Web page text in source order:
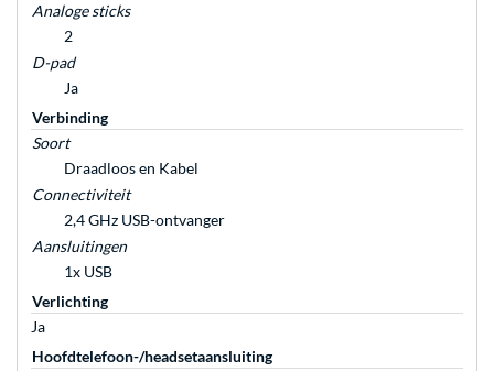
Analoge sticks
2
D-pad
Ja
Verbinding
Soort
Draadloos en Kabel
Connectiviteit
2,4 GHz USB-ontvanger
Aansluitingen
1x USB
Verlichting
Ja
Hoofdtelefoon-/headsetaansluiting